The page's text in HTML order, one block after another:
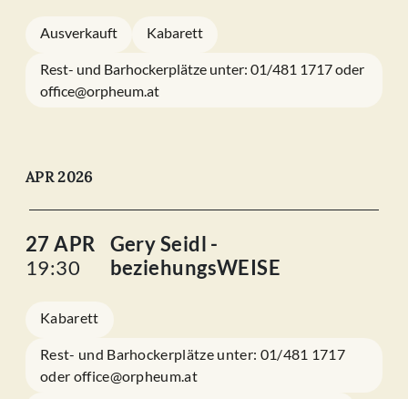
Ausverkauft Kabarett
Rest- und Barhockerplätze unter: 01/481 1717 oder
office@orpheum.at
APR 2026
27 APR
19:30
Gery Seidl -
beziehungsWEISE
Kabarett
Rest- und Barhockerplätze unter: 01/481 1717
oder office@orpheum.at